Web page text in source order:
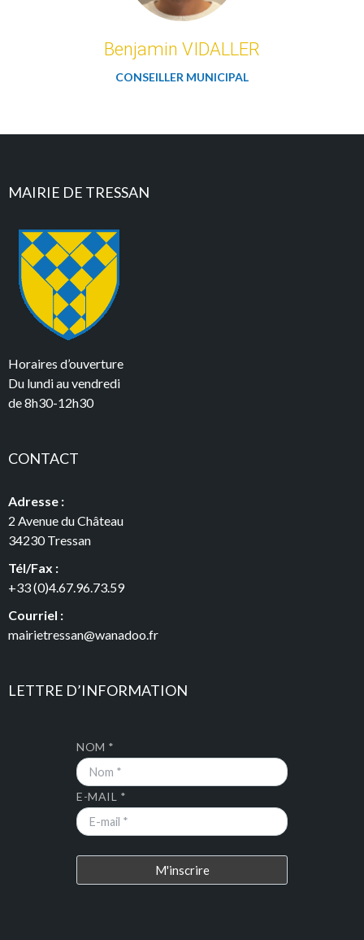
Benjamin VIDALLER
CONSEILLER MUNICIPAL
MAIRIE DE TRESSAN
Horaires d’ouverture
Du lundi au vendredi
de 8h30-12h30
CONTACT
Adresse :
2 Avenue du Château
34230 Tressan
Tél/Fax :
+33 (0)4.67.96.73.59
Courriel :
mairietressan@wanadoo.fr
LETTRE D’INFORMATION
NOM *
E-MAIL *